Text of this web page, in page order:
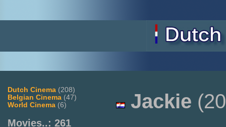
Dutch Cinema (208)
Belgian Cinema (47)
World Cinema (6)
Movies..: 261
Jackie